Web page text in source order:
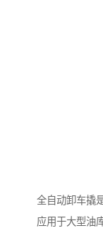
全自动卸车撬
应用于大型油